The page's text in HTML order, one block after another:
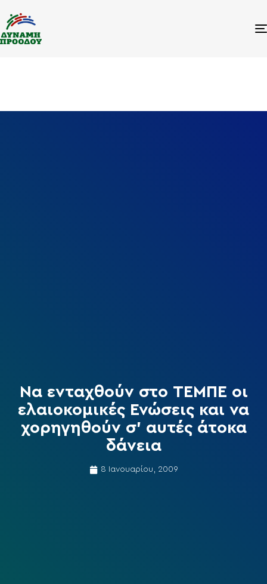
Να ενταχθούν στο ΤΕΜΠΕ οι
ελαιοκομικές Ενώσεις και να
χορηγηθούν σ’ αυτές άτοκα
δάνεια
8 Ιανουαρίου, 2009